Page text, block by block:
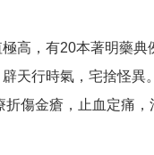
高，有20本著明藥典
天行時氣，宅捨怪異
折傷金瘡，止血定痛